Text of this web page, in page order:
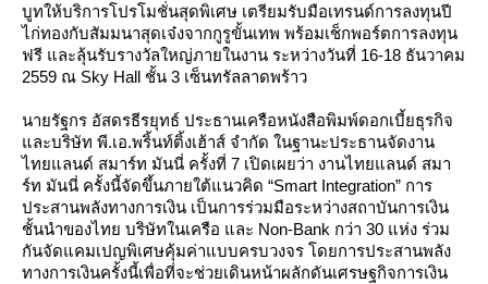
บูทให้บริการโปรโมชั่นสุดพิเศษ เตรียมรับมือเทรนด์การลงทุนปี
ไก่ทองกับสัมมนาสุดเจ๋งจากกูรูขั้นเทพ พร้อมเช็กพอร์ตการลงทุน
ฟรี และลุ้นรับรางวัลใหญ่ภายในงาน ระหว่างวันที่ 16-18 ธันวาคม
2559 ณ Sky Hall ชั้น 3 เซ็นทรัลลาดพร้าว
นายรัฐกร อัสดรธีรยุทธ์ ประธานเครือหนังสือพิมพ์ดอกเบี้ยธุรกิจ
ละบริษัท พี.เอ.พริ้นท์ติ้งเฮ้าส์ จำกัด ในฐานะประธานจัดงาน
ไทยแลนด์ สมาร์ท มันนี่ ครั้งที่ 7 เปิดเผยว่า งานไทยแลนด์ สมา
ร์ท มันนี่ ครั้งนี้จัดขึ้นภายใต้แนวคิด “Smart Integration” การ
ประสานพลังทางการเงิน เป็นการร่วมมือระหว่างสถาบันการเงิน
ชั้นนำของไทย บริษัทในเครือ และ Non-Bank กว่า 30 แห่ง ร่วม
กันจัดแคมเปญพิเศษคุ้มค่าแบบครบวงจร โดยการประสานพลัง
ทางการเงินครั้งนี้เพื่อที่จะช่วยเดินหน้าผลักดันเศรษฐกิจการเงิน